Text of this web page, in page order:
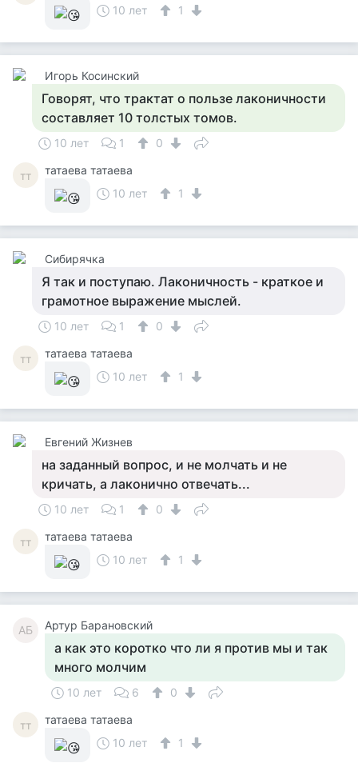
10 лет
1
Игорь Косинский
Говорят, что трактат о пользе лаконичности
составляет 10 толстых томов.
10 лет 1 0
тт
татаева татаева
10 лет
1
Сибирячка
Я так и поступаю. Лаконичность - краткое и
грамотное выражение мыслей.
10 лет 1 0
тт
татаева татаева
10 лет
1
Евгений Жизнев
на заданный вопрос, и не молчать и не
кричать, а лаконично отвечать...
10 лет 1 0
тт
татаева татаева
10 лет
1
АБ Артур Барановский
а как это коротко что ли я против мы и так
много молчим
10 лет 6 0
тт
татаева татаева
10 лет
1